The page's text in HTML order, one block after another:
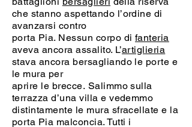
che stanno aspettando l’ordine di
avanzarsi contro
porta Pia. Nessun corpo di fanteria
aveva ancora assalito. L’artiglieria
stava ancora bersagliando le porte e
le mura per
aprire le brecce. Salimmo sulla
terrazza d’una villa e vedemmo
distintamente le mura sfracellate e la
porta Pia malconcia. Tutti i